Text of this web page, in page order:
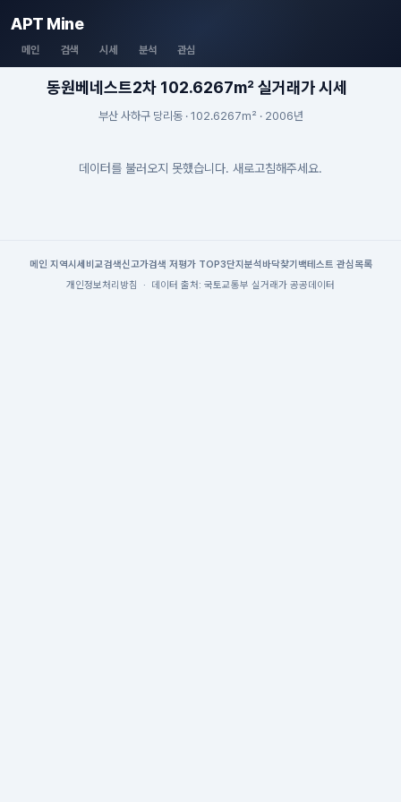
APT Mine
메인 검색 시세 분석 관심
동원베네스트2차 102.6267m² 실거래가 시세
부산 사하구 당리동 · 102.6267m² · 2006년
데이터를 불러오지 못했습니다. 새로고침해주세요.
메인| 지역시세 비교검색신고가검색 저평가 TOP3단지분석 바닥찾기 백테스트 관심목록
개인정보처리방침
· 데이터 출처: 국토교통부 실거래가 공공데이터